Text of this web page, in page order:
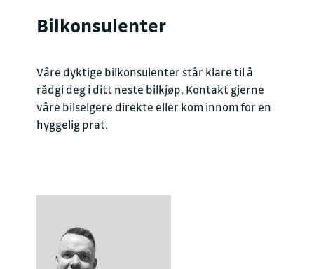
Bilkonsulenter
Våre dyktige bilkonsulenter står klare til å
rådgi deg i ditt neste bilkjøp. Kontakt gjerne
våre bilselgere direkte eller kom innom for en
hyggelig prat.